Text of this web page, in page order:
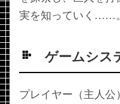
実を知っていく……。
ゲームシス
プレイヤー（主人